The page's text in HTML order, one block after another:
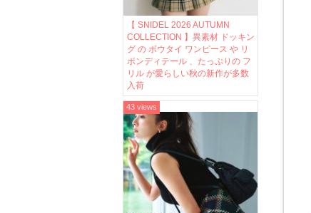
【 SNIDEL 2026 AUTUMN
COLLECTION 】異素材 ドッキン
グ の ボウタイ ワンピース や リ
ボンディテール 、たっぷりの フ
リル が愛らしい秋の新作が多数
入荷
43 views